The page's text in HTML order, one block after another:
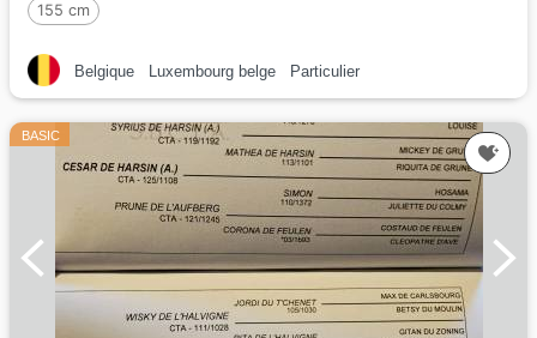
155 cm
Belgique Luxembourg belge Particulier
BASIC